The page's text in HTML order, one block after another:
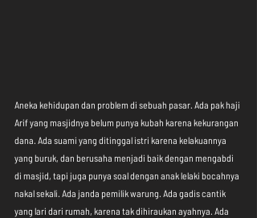
Aneka kehidupan dan problem di sebuah pasar. Ada pak haji
Arif yang masjidnya belum punya kubah karena kekurangan
dana. Ada suami yang ditinggal istri karena kelakuannya
yang buruk, dan berusaha menjadi baik dengan mengabdi
di masjid, tapi juga punya soal dengan anak lelaki bocahnya
nakal sekali. Ada janda pemilik warung. Ada gadis cantik
yang lari dari rumah, karena tak dihiraukan ayahnya. Ada